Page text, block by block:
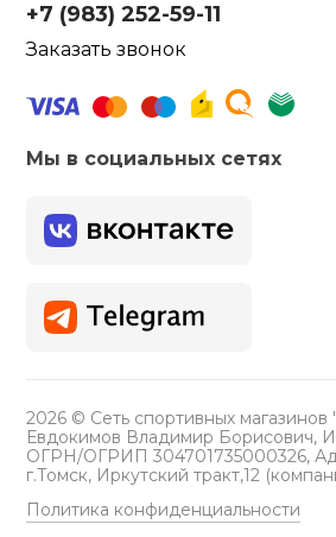
+7 (983) 252-59-11
Заказать звонок
Мы в социальных сетях
2026 © Сеть спортивных
Евдокимов Владимир Борисович,
ОГРН/ОГРИП 304701735000326,
г.Томск, Иркутский тракт,12
Политика конфиденциальности